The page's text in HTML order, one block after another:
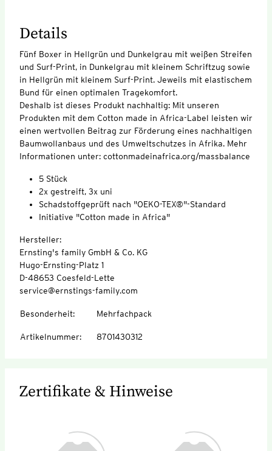
Details
Fünf Boxer in Hellgrün und Dunkelgrau mit weißen Streifen
und Surf-Print, in Dunkelgrau mit kleinem Schriftzug sowie
in Hellgrün mit kleinem Surf-Print. Jeweils mit elastischem
Bund für einen optimalen Tragekomfort.
Deshalb ist dieses Produkt nachhaltig: Mit unseren
Produkten mit dem Cotton made in Africa-Label leisten wir
einen wertvollen Beitrag zur Förderung eines nachhaltigen
Baumwollanbaus und des Umweltschutzes in Afrika. Mehr
Informationen unter: cottonmadeinafrica.org/massbalance
5 Stück
2x gestreift, 3x uni
Schadstoffgeprüft nach "OEKO-TEX®"-Standard
Initiative "Cotton made in Africa"
Hersteller:
Ernsting's family GmbH & Co. KG
Hugo-Ernsting-Platz 1
D-48653 Coesfeld-Lette
service@ernstings-family.com
Besonderheit: Mehrfachpack
Artikelnummer: 8701430312
Zertifikate & Hinweise